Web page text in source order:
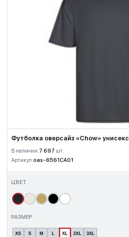
Футболка оверсайз «Chow» унисекс
В наличии:7 697 шт.
Артикул:oas-6561CA01
ЦВЕТ
РАЗМЕР
XS S M L XL 2XL 3XL